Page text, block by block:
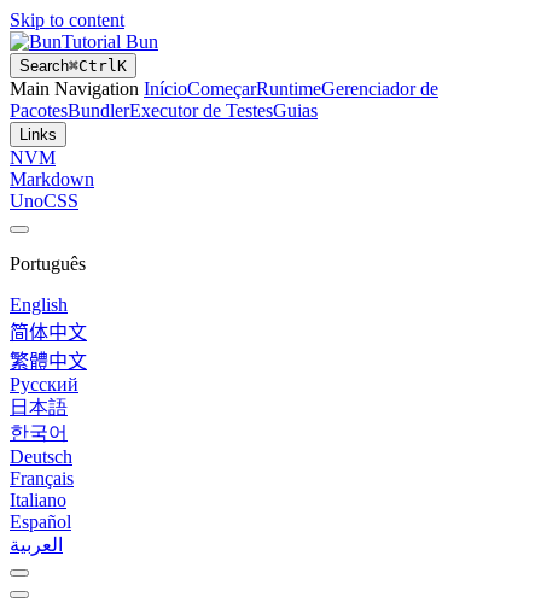
Skip to content
Tutorial Bun
Search⌘CtrlK
Main Navigation InícioComeçarRuntimeGerenciador de
PacotesBundlerExecutor de TestesGuias
Links
NVM
Markdown
UnoCSS
Português
English
简体中文
繁體中文
Русский
日本語
한국어
Deutsch
Français
Italiano
Español
العربية